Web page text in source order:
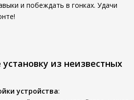
и побеждать в гонках. Удачи
из неизвестных
устройства: